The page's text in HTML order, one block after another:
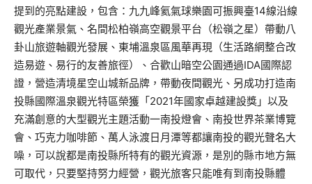
提到的亮點建設，包含：九九峰氦氣球樂園可振興臺14線沿線
觀光產業景氣、名間松柏嶺高空觀景平台（松嶺之星）帶動八
卦山旅遊軸觀光發展、東埔溫泉區風華再現（生活路網整合改
造易遊、易行的友善旅徑）、合歡山暗空公園通過IDA國際認
證，營造清境星空山城新品牌，帶動夜間觀光、另成功打造南
投縣國際溫泉觀光特區榮獲「2021年國家卓越建設獎」以及
充滿創意的大型觀光主題活動一南投燈會、南投世界茶業博覽
會、巧克力咖啡節、萬人泳渡日月潭等都讓南投的觀光聲名大
噪，可以說都是南投縣所特有的觀光資源，是別的縣市地方無
可取代，只要堅持努力經營，觀光旅客只能唯有到南投縣體